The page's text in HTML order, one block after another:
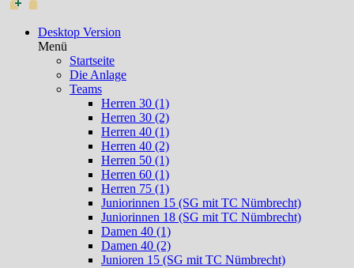
Desktop Version
Menü
Startseite
Die Anlage
Teams
Herren 30 (1)
Herren 30 (2)
Herren 40 (1)
Herren 40 (2)
Herren 50 (1)
Herren 60 (1)
Herren 75 (1)
Juniorinnen 15 (SG mit TC Nümbrecht)
Juniorinnen 18 (SG mit TC Nümbrecht)
Damen 40 (1)
Damen 40 (2)
Junioren 15 (SG mit TC Nümbrecht)